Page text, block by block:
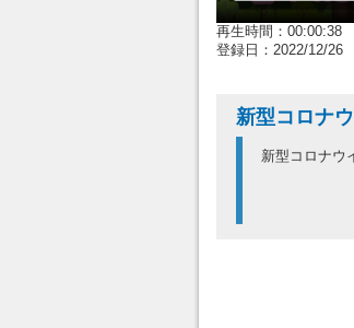
再生時間：
登録日：2022/12/26
新型コロナ
新型コロナウ